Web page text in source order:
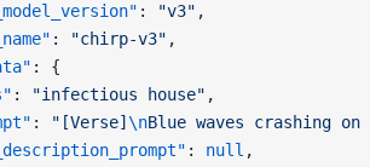
: "v3" ,
: "chirp-v3" ,
: {
: "infectious house" ,
: "[Verse] \nBlue waves crashing
: null ,